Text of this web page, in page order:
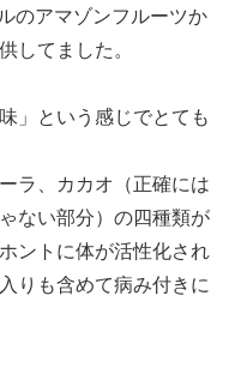
のアマゾンフルーツか
してました。
」という感じでとても
ラ、カカオ（正確には
ない部分）の四種類が
ントに体が活性化され
りも含めて病み付きに